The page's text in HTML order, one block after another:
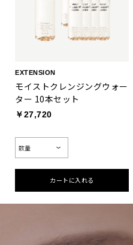
EXTENSION
モイストクレンジングウォー
ター 10本セット
￥27,720
カートに入れる
お買い物を続ける